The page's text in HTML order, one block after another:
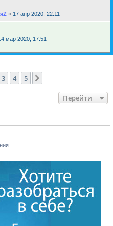
« 17 апр 2020, 22:11
мар 2020, 17:51
3 4 5
Перейти